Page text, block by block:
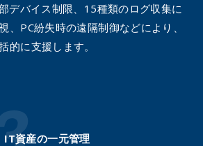
デバイス制限、15種類のログ収集に
、PC紛失時の遠隔制御などにより、
的に支援します。
IT資産の一元管理